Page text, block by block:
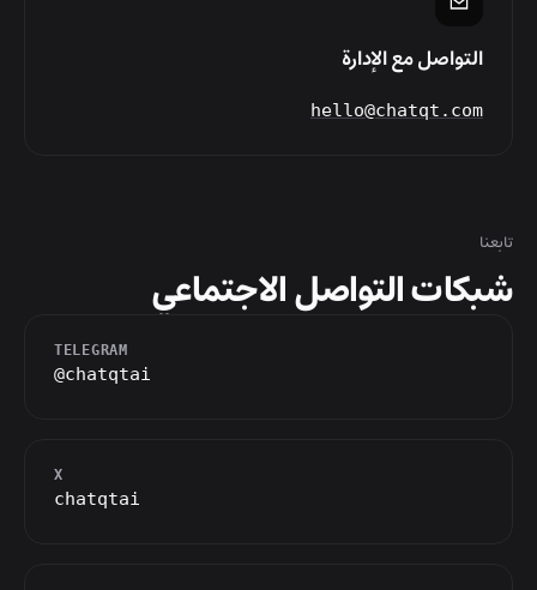
التواصل مع الإدارة
hello@chatqt.com
تابعنا
شبكات التواصل الاجتماعي
TELEGRAM
@chatqtai
X
chatqtai